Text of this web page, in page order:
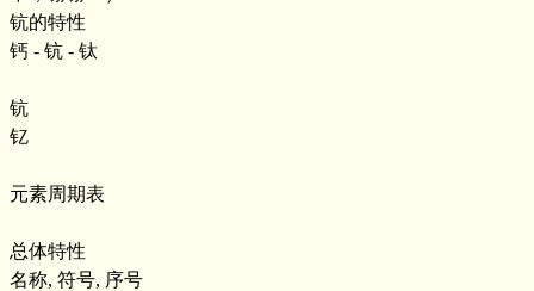
钪的特性
钙 - 钪 - 钛
钪
钇
元素周期表
总体特性
名称, 符号, 序号